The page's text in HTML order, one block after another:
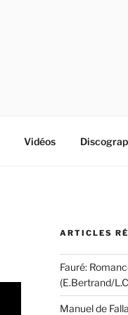
Vidéos
ARTICLES
Fauré:
(E.Bertrand/
Manuel de